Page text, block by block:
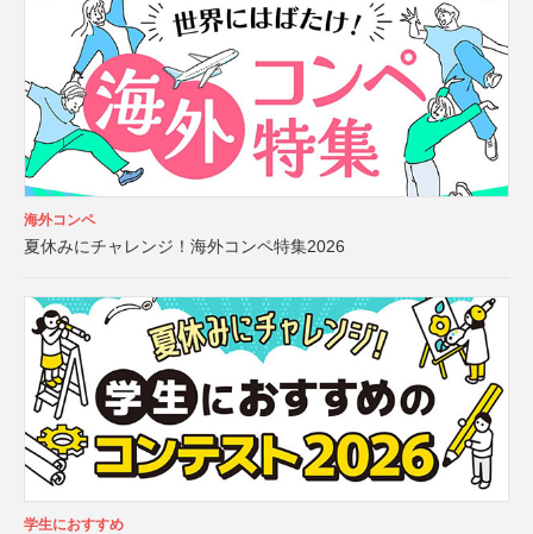
海外コンペ
夏休みにチャレンジ！海外コンペ特集2026
学生におすすめ